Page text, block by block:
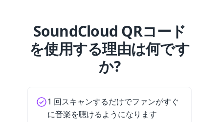
SoundCloud QRコード
を使用する理由は何です
か?
1 回スキャンするだけでファンがすぐ
に音楽を聴けるようになります